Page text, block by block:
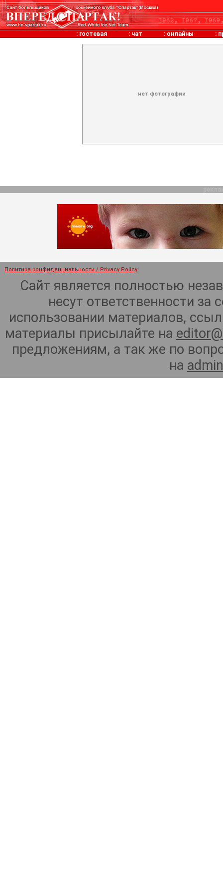
: гостевая : чат : онлайны :
нет фотографии
Политика конфиденциальности / Privacy Policy
Сайт является полностью
несут ответственности
использовании материалов,
материалы присылайте на
предложениям, а так же по
на